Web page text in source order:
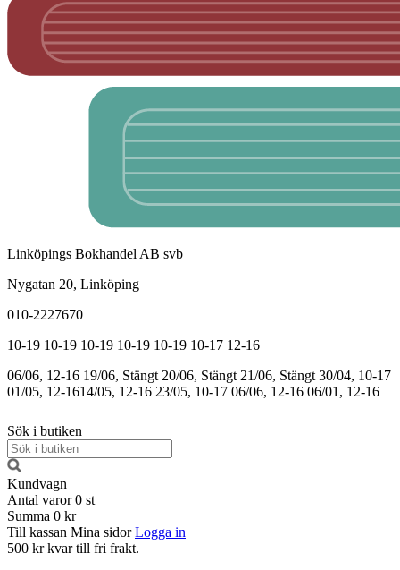
Linköpings Bokhandel AB svb
Nygatan 20, Linköping
010-2227670
10-19 10-19 10-19 10-19 10-19 10-17 12-16
06/06, 12-16 19/06, Stängt 20/06, Stängt 21/06, Stängt 30/04, 10-17
01/05, 12-1614/05, 12-16 23/05, 10-17 06/06, 12-16 06/01, 12-16
Sök i butiken
Kundvagn
Antal varor 0 st
Summa 0 kr
Till kassan Mina sidor Logga in
500 kr kvar till fri frakt.